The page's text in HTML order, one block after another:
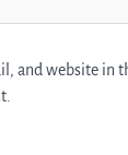
and website in